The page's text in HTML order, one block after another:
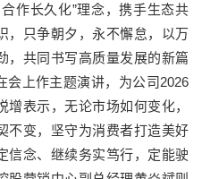
作长久化”理念，携手生态共
，只争朝夕，永不懈怠，以万
，共同书写高质量发展的新篇
会上作主题演讲，为公司2026
表示，无论市场如何变化，
不变，坚守为消费者打造美好
信念、继续务实笃行，定能驶